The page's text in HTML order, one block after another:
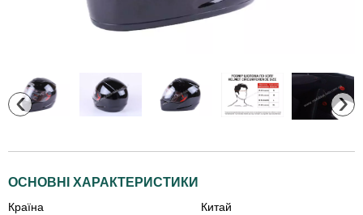
‹ ›
ОСНОВНІ ХАРАКТЕРИСТИКИ
Країна
Китай